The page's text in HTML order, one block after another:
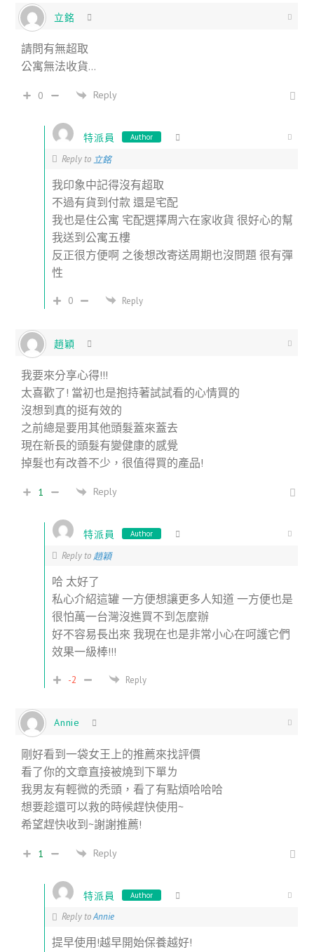
立銘
請問有無超取
公寓無法收貨…
0 Reply
特派員 Author
Reply to 立銘
我印象中記得沒有超取
不過有貨到付款 還是宅配
我也是住公寓 宅配選擇周六在家收貨 很好心的幫
我送到公寓五樓
反正很方便啊 之後想改寄送周期也沒問題 很有彈
性
0 Reply
趙穎
我要來分享心得!!!
太喜歡了! 當初也是抱持著試試看的心情買的
沒想到真的挺有效的
之前總是要用其他頭髮蓋來蓋去
現在新長的頭髮有變健康的感覺
掉髮也有改善不少，很值得買的產品!
1 Reply
特派員 Author
Reply to 趙穎
哈 太好了
私心介紹這罐 一方便想讓更多人知道 一方便也是
很怕萬一台灣沒進買不到怎麼辦
好不容易長出來 我現在也是非常小心在呵護它們
效果一級棒!!!
-2 Reply
Annie
剛好看到一袋女王上的推薦來找評價
看了你的文章直接被燒到下單ㄌ
我男友有輕微的禿頭，看了有點煩哈哈哈
想要趁還可以救的時候趕快使用~
希望趕快收到~謝謝推薦!
1 Reply
特派員 Author
Reply toAnnie
提早使用!越早開始保養越好!